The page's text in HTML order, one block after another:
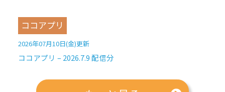
ココアプリ
2026年07月10日(金)更新
ココアプリ – 2026.7.9 配信分